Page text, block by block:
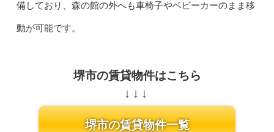
備しており、森の館の外へも車椅子やベビーカーのまま移
動が可能です。
堺市の賃貸物件はこちら
堺市の賃貸物件一覧